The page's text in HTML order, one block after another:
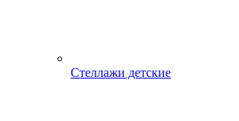
Стеллажи детские